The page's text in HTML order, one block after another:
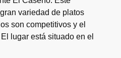
variedad de platos
son competitivos y el
lugar está situado en el